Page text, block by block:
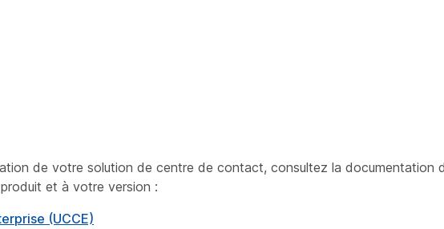
de votre solution de centre de contact, consultez la documentation
et à votre version :
(UCCE)